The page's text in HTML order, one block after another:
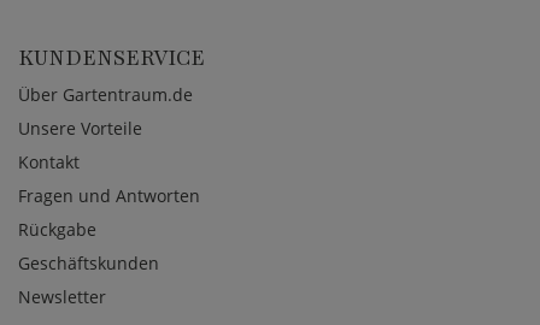
KUNDENSERVICE
Über Gartentraum.de
Unsere Vorteile
Kontakt
Fragen und Antworten
Rückgabe
Geschäftskunden
Newsletter